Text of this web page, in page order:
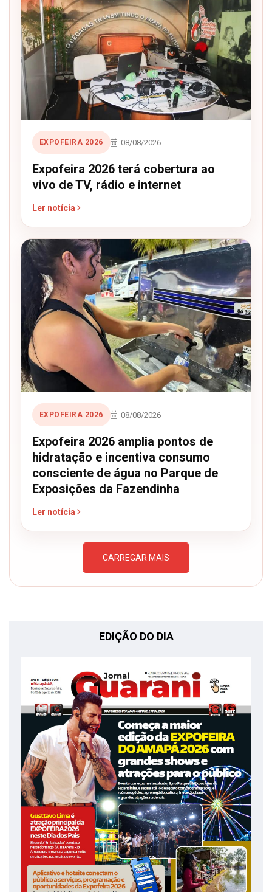
EXPOFEIRA 2026 08/08/2026
Expofeira 2026 terá cobertura ao
vivo de TV, rádio e internet
Ler notícia
EXPOFEIRA 2026 08/08/2026
Expofeira 2026 amplia pontos de
hidratação e incentiva consumo
consciente de água no Parque de
Exposições da Fazendinha
Ler notícia
CARREGAR MAIS
EDIÇÃO DO DIA